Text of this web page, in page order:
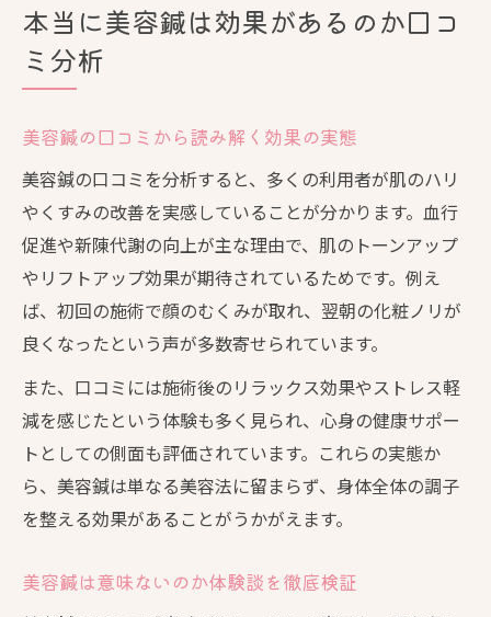
美容鍼体験者の本音口コミを詳しく紹介
美容鍼口コミでわかるリフトアップ体験
美容鍼口コミ体験者の悩みとその解決策
美容鍼で感じた変化や結果を徹底検証
美容鍼で実感できる変化の口コミ分析
美容鍼の効果を感じるまでの期間と体験談
美容鍼のビフォーアフター口コミを紹介
美容鍼の変化に満足した人の理由
美容鍼の結果に不満を持った口コミ事例
続けた結果どうなる？美容鍼体験談に学ぶ
美容鍼を続けた人の口コミが語る結果
美容鍼継続で感じた効果と悩みの変化
美容鍼続けた結果のリアルな体験談集
本当に美容鍼は効果があるのか口コ
ミ分析
美容鍼の口コミから読み解く効果の実態
美容鍼の口コミを分析すると、多くの利用者が肌のハリ
やくすみの改善を実感していることが分かります。血行
促進や新陳代謝の向上が主な理由で、肌のトーンアップ
やリフトアップ効果が期待されているためです。例え
ば、初回の施術で顔のむくみが取れ、翌朝の化粧ノリが
良くなったという声が多数寄せられています。
また、口コミには施術後のリラックス効果やストレス軽
減を感じたという体験も多く見られ、心身の健康サポー
トとしての側面も評価されています。これらの実態か
ら、美容鍼は単なる美容法に留まらず、身体全体の調子
を整える効果があることがうかがえます。
美容鍼は意味ないのか体験談を徹底検証